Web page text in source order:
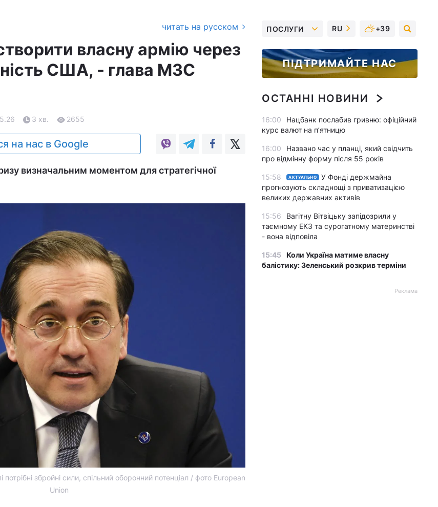
читать на русском
власну армію через
США, - глава МЗС
3 хв. 2655
на нас в Google
визначальним моментом для стратегічної
збройні сили, спільний оборонний потенціал / фото European
Union
ПОСЛУГИ RU +39
ПІДТРИМАЙТЕ НАС
ОСТАННІ НОВИНИ
16:00
Нацбанк послабив гривню: офіційний
курс валют на п’ятницю
16:00
Названо час у планці, який свідчить
про відмінну форму після 55 років
15:58 АКТУАЛЬНО
У Фонді держмайна
прогнозують складнощі з приватизацією
великих державних активів
15:56
Вагітну Вітвіцьку запідозрили у
таємному ЕКЗ та сурогатному материнстві
- вона відповіла
15:45 Коли Україна матиме власну
балістику: Зеленський розкрив терміни
Реклама